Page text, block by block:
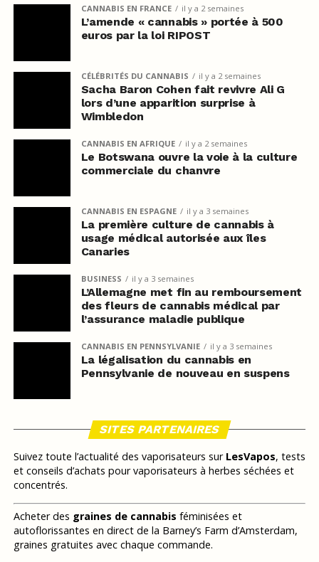
CANNABIS EN FRANCE il y a 2 semaines
L’amende « cannabis » portée à 500
euros par la loi RIPOST
CÉLÉBRITÉS DU CANNABIS il y a 2 semaines
Sacha Baron Cohen fait revivre Ali G
lors d’une apparition surprise à
Wimbledon
CANNABIS EN AFRIQUE il y a 2 semaines
Le Botswana ouvre la voie à la culture
commerciale du chanvre
CANNABIS EN ESPAGNE il y a 3 semaines
La première culture de cannabis à
usage médical autorisée aux îles
Canaries
BUSINESS il y a 3 semaines
L’Allemagne met fin au remboursement
des fleurs de cannabis médical par
l’assurance maladie publique
CANNABIS EN PENNSYLVANIE il y a 3 semaines
La légalisation du cannabis en
Pennsylvanie de nouveau en suspens
SITES PARTENAIRES
Suivez toute l’actualité des vaporisateurs sur LesVapos, tests
et conseils d’achats pour vaporisateurs à herbes séchées et
concentrés.
Acheter des graines de cannabis féminisées et
autoflorissantes en direct de la Barney’s Farm d’Amsterdam,
graines gratuites avec chaque commande.